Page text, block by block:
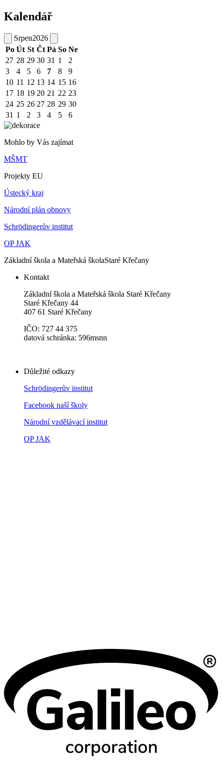
Kalendář
Srpen2026
Po Út St Čt Pá So Ne
27 28 29 30 31 1
2
3
4 5 6 7 8
9
10 11 12 13 14 15 16
17 18 19 20 21 22 23
24 25 26 27 28 29 30
31 1 2 3 4 5 6
Mohlo by Vás zajímat
MŠMT
Projekty EU
Ústecký kraj
Národní plán obnovy
Schrödingerův institut
OP JAK
Základní škola a Mateřská školaStaré Křečany
Kontakt
Základní škola a Mateřská škola Staré Křečany
Staré Křečany 44
407 61 Staré Křečany
IČO: 727 44 375
datová schránka: 596msnn
Důležité odkazy
Schrödingerův institut
Facebook naší školy
Národní vzdělávací institut
OP JAK